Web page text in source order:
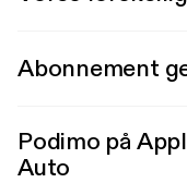
Abonnement
Podimo på
Auto